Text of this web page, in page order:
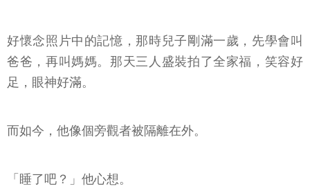
好懷念照片中的記憶，那時兒子剛滿一歲，先學會叫
爸爸，再叫媽媽。那天三人盛裝拍了全家福，笑容好
足，眼神好滿。
而如今，他像個旁觀者被隔離在外。
「睡了吧？」他心想。